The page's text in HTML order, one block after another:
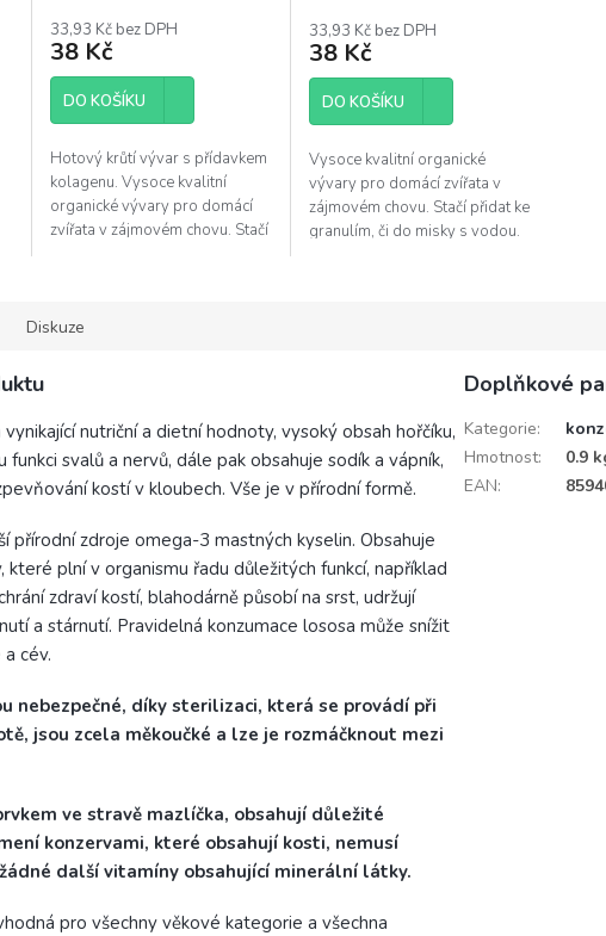
33,93 Kč bez DPH
38 Kč
DO KOŠÍKU
Hotový krůtí vývar s přídavkem
kolagenu. Vysoce kvalitní
organické vývary pro domácí
zvířata v zájmovém chovu. Stačí
33,93 Kč bez DPH
38 Kč
DO KOŠÍKU
Vysoce kvalitní organické
vývary pro domácí zvířata v
zájmovém chovu. Stačí přidat ke
granulím, či do misky s vodou.
Diskuze
nutriční a dietní hodnoty, vysoký obsah hořčíku,
svalů a nervů, dále pak obsahuje sodík a vápník,
kostí v kloubech. Vše je v přírodní formě.
přírodní zdroje omega-3 mastných kyselin. Obsahuje
které plní v organismu řadu důležitých funkcí, například
zdraví kostí, blahodárně působí na srst, udržují
a stárnutí. Pravidelná konzumace lososa může snížit
cév.
nebezpečné, díky sterilizaci, která se provádí při
jsou zcela měkoučké a lze je rozmáčknout mezi
ve stravě mazlíčka, obsahují důležité
konzervami, které obsahují kosti, nemusí
další vitamíny obsahující minerální látky.
pro všechny věkové kategorie a všechna
Doplňkové
Kategorie:
Hmotnost:
0.9
EAN: